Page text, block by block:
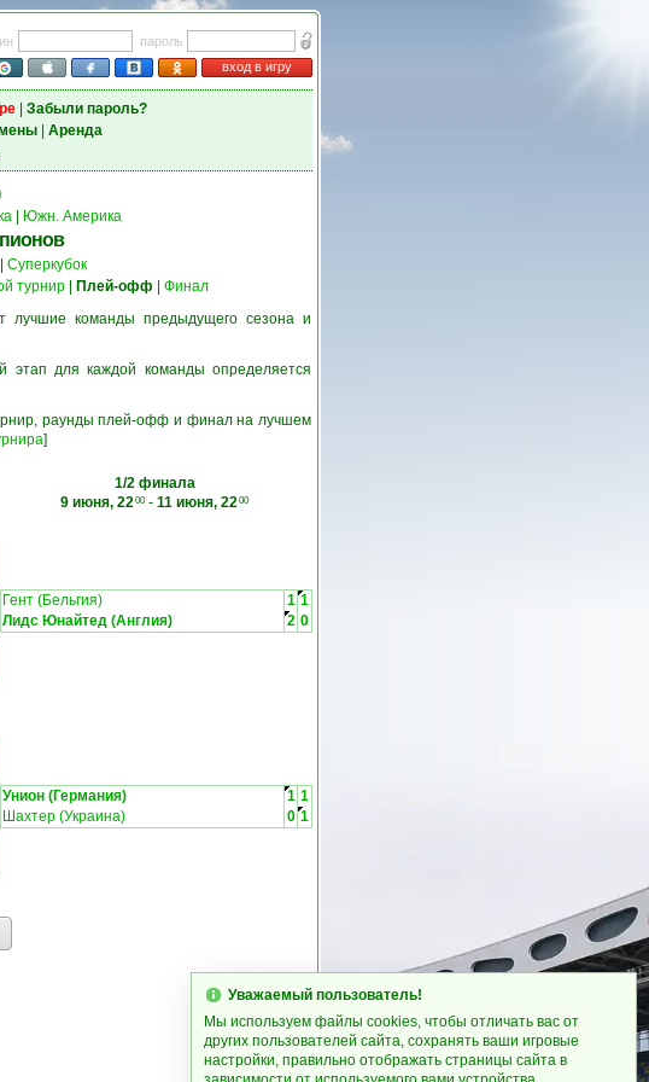
пароль
вход в игру
| Забыли пароль?
| Аренда
Южн. Америка
Суперкубок
турнир| Плей-офф
Финал
лучшие команды предыдущего сезона и
для каждой команды определяется
раунды плей-офф и финал на лучшем
]
1/2 финала
9 июня, 2200- 11 июня, 2200
Гент (Бельгия)
1 1
Лидс Юнайтед (Англия)
2 0
Унион (Германия)
1 1
Шахтер (Украина)
0 1
Уважаемый пользователь!
Мы используем файлы cookies, чтобы отличать вас от
других пользователей сайта, сохранять ваши игровые
настройки, правильно отображать страницы сайта в